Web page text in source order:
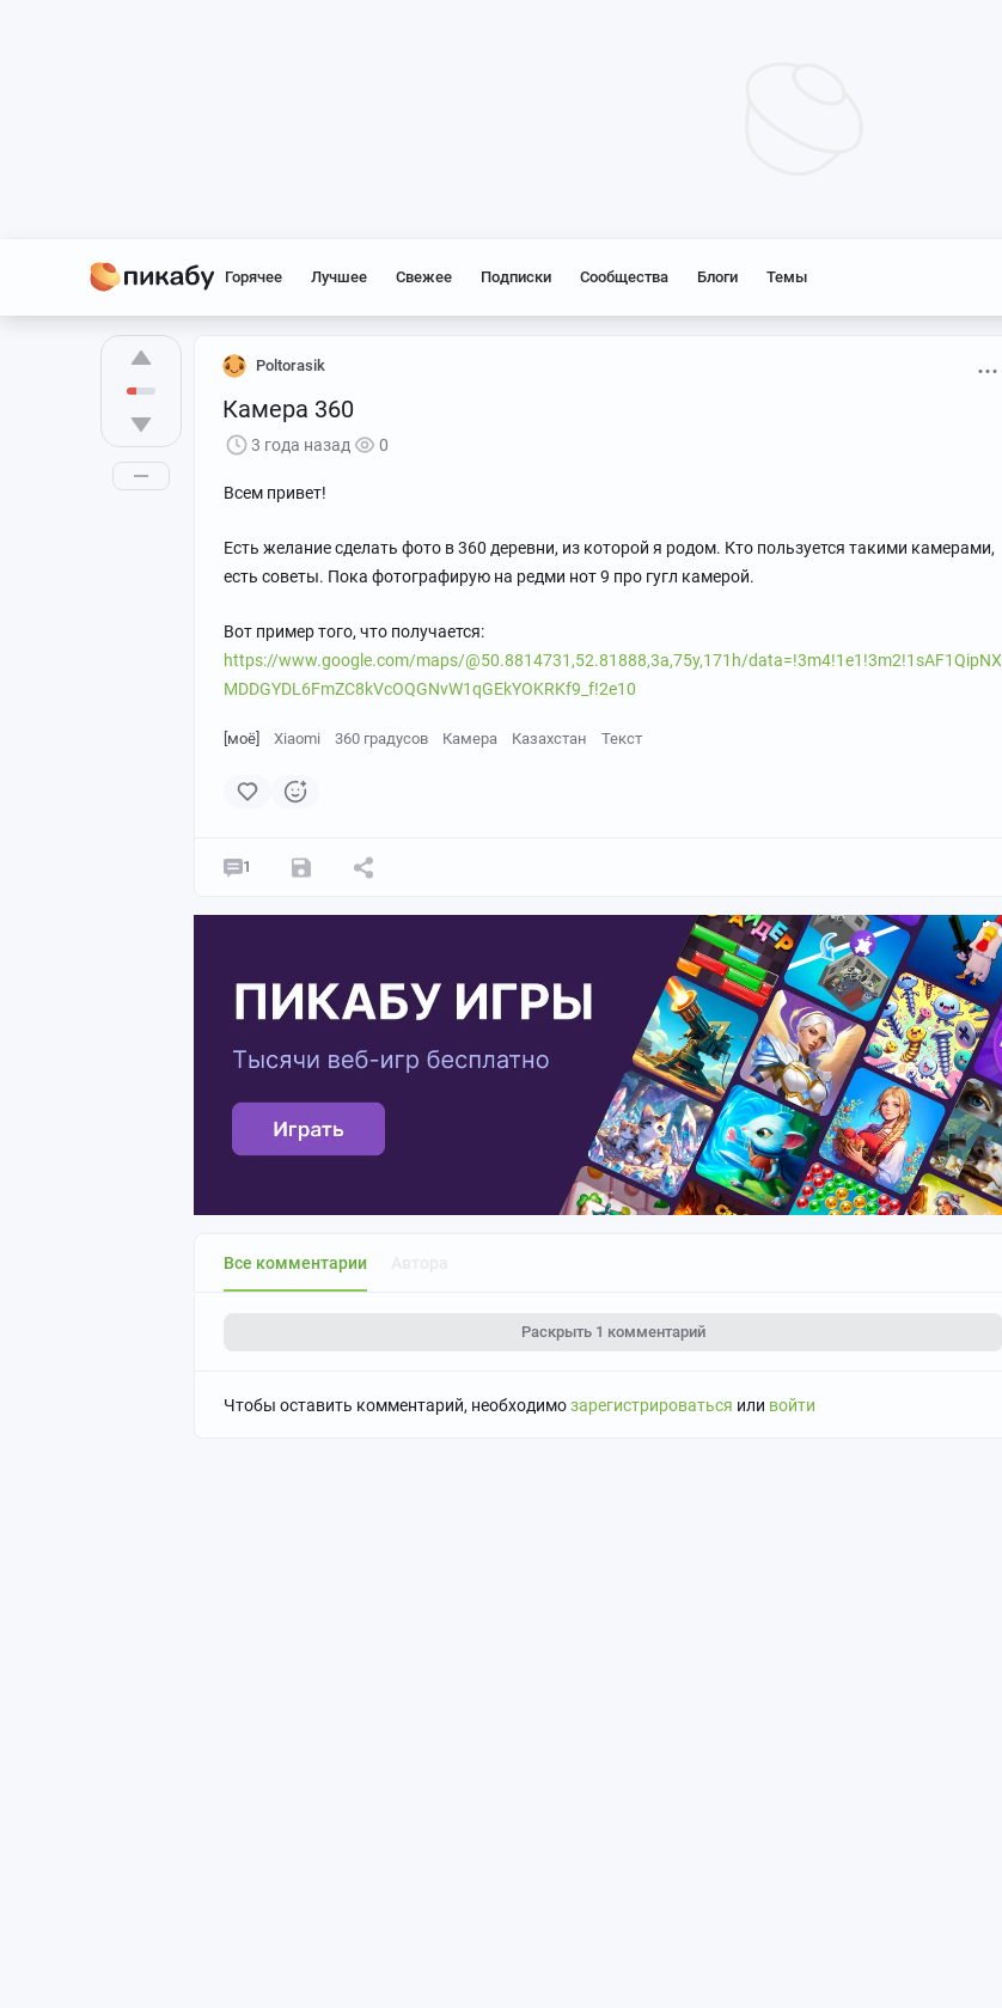
Горячее Лучшее Свежее Подписки Сообщества Блоги Темы
Poltorasik
Камера 360
3 года назад 0
Всем привет!
Есть желание сделать фото в 360 деревни, из которой я родом. Кто пользуется такими камерами,
есть советы. Пока фотографирую на редми нот 9 про гугл камерой.
Вот пример того, что получается:
https://www.google.com/maps/@50.8814731,52.81888,3a,75y,171h/data=!3m4!1e1!3m2!1sAF1QipNX
MDDGYDL6FmZC8kVcOQGNvW1qGEkYOKRKf9_f!2e10
[моё] Xiaomi 360 градусов Камера Казахстан Текст
1
Все комментарии
Раскрыть 1 комментарий
Чтобы оставить комментарий, необходимозарегистрироваться или войти